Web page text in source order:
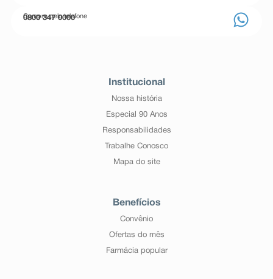
Compre pelo telefone
0800 347 0000
Institucional
Nossa história
Especial 90 Anos
Responsabilidades
Trabalhe Conosco
Mapa do site
Benefícios
Convênio
Ofertas do mês
Farmácia popular